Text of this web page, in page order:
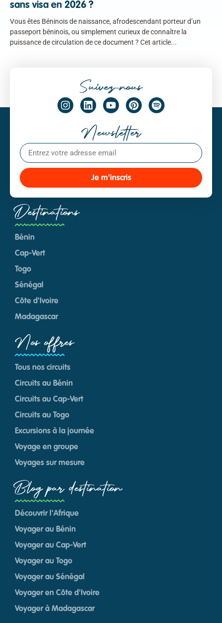
sans visa en 2026 ?
Vous êtes Béninois de naissance, afrodescendant porteur d’un
passeport béninois, ou simplement curieux de connaître la
puissance de circulation de ce document ? Cet article
Suivez-nous
Newsletter
Je m'inscris
Destinations
Bénin
Cap-Vert
Togo
Sénégal
Côte d'Ivoire
Madagascar
Nos offres
Tous nos circuits
Circuits au Bénin
Circuits au Cap-Vert
Circuits au Togo
Excursions à la journée
Voyage en groupe
Voyages sur mesure
Blog par destination
Découvrir l'Afrique
Voyager au Bénin
Voyager au Cap-Vert
Voyager au Togo
Voyager au Sénégal
Voyager en Côte d'Ivoire
Voyager à Madagascar